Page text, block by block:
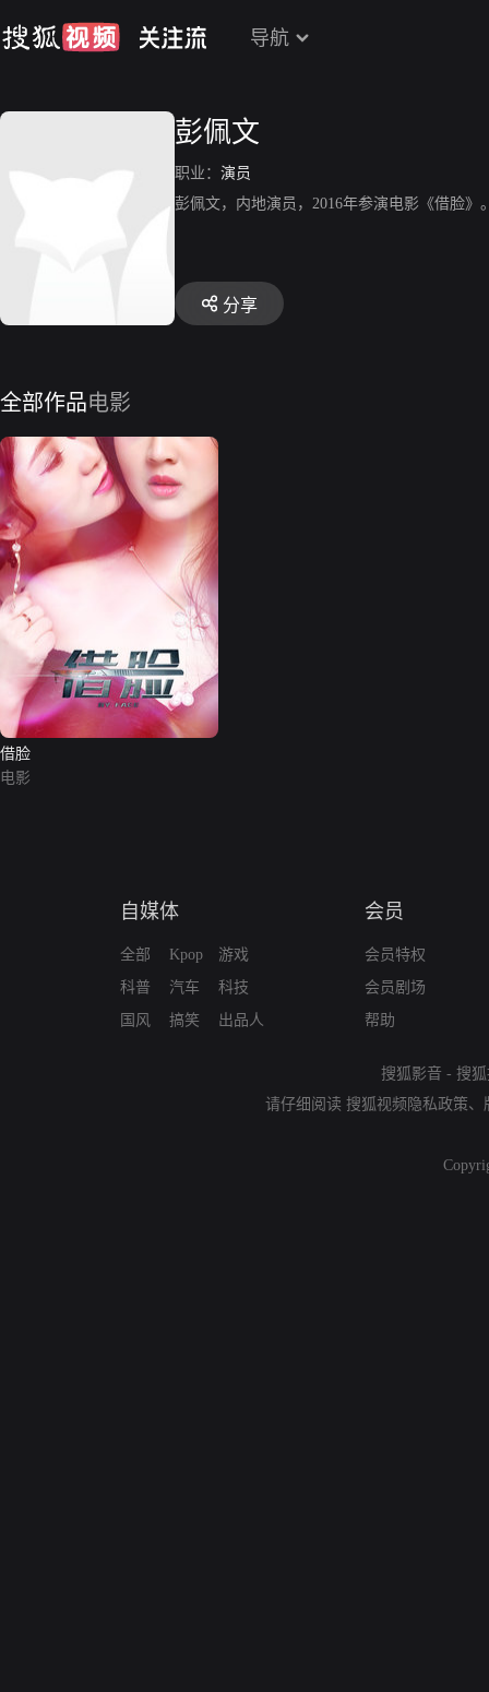
导航
彭佩文
职业： 演员
彭佩文，内地演员，2016年参演电影《借脸》
分享
全部作品电影
借脸
电影
自媒体
全部
科普
国风
Kpop
汽车
搞笑
游戏
科技
出品人
会员
会员特权
会员剧场
帮助
搜狐影音 - 搜
请仔细阅读 搜狐视频隐私政策、